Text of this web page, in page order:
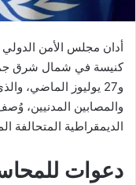
أدان مجلس الأمن
و27 يوليوز
والمصابين المدنيين،
الديمقراطية المتحالفة
دعوات